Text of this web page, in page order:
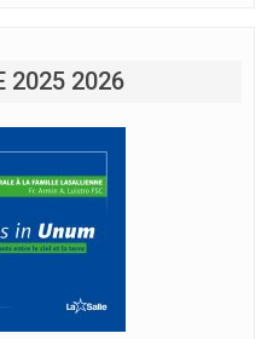
2025 2026